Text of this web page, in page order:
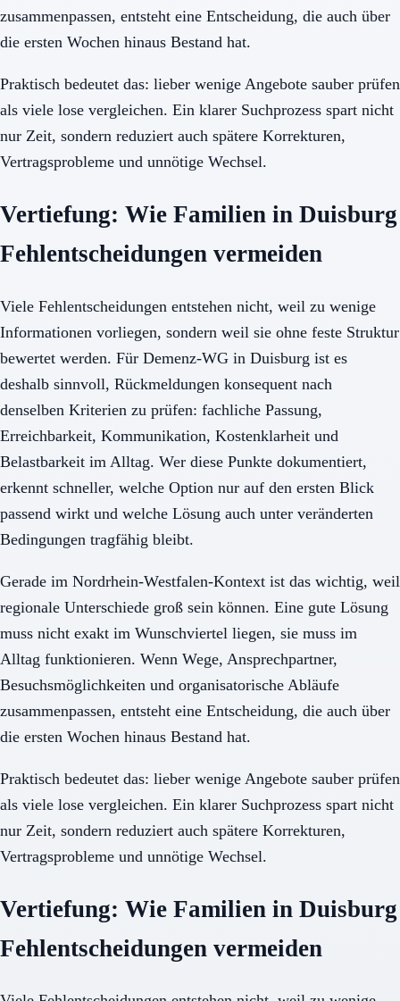
zusammenpassen, entsteht eine Entscheidung, die auch über
die ersten Wochen hinaus Bestand hat.
Praktisch bedeutet das: lieber wenige Angebote sauber prüfen
als viele lose vergleichen. Ein klarer Suchprozess spart nicht
nur Zeit, sondern reduziert auch spätere Korrekturen,
Vertragsprobleme und unnötige Wechsel.
Vertiefung: Wie Familien in Duisburg
Fehlentscheidungen vermeiden
Viele Fehlentscheidungen entstehen nicht, weil zu wenige
Informationen vorliegen, sondern weil sie ohne feste Struktur
bewertet werden. Für Demenz-WG in Duisburg ist es
deshalb sinnvoll, Rückmeldungen konsequent nach
denselben Kriterien zu prüfen: fachliche Passung,
Erreichbarkeit, Kommunikation, Kostenklarheit und
Belastbarkeit im Alltag. Wer diese Punkte dokumentiert,
erkennt schneller, welche Option nur auf den ersten Blick
passend wirkt und welche Lösung auch unter veränderten
Bedingungen tragfähig bleibt.
Gerade im Nordrhein-Westfalen-Kontext ist das wichtig, weil
regionale Unterschiede groß sein können. Eine gute Lösung
muss nicht exakt im Wunschviertel liegen, sie muss im
Alltag funktionieren. Wenn Wege, Ansprechpartner,
Besuchsmöglichkeiten und organisatorische Abläufe
zusammenpassen, entsteht eine Entscheidung, die auch über
die ersten Wochen hinaus Bestand hat.
Praktisch bedeutet das: lieber wenige Angebote sauber prüfen
als viele lose vergleichen. Ein klarer Suchprozess spart nicht
nur Zeit, sondern reduziert auch spätere Korrekturen,
Vertragsprobleme und unnötige Wechsel.
Vertiefung: Wie Familien in Duisburg
Fehlentscheidungen vermeiden